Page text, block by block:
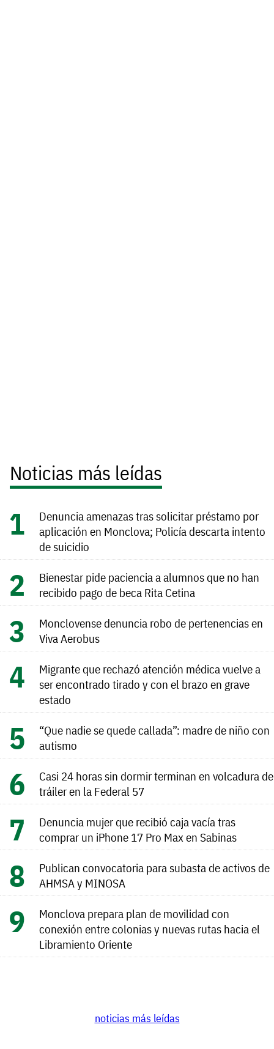
Noticias más leídas
Denuncia amenazas tras solicitar préstamo por
aplicación en Monclova; Policía descarta intento
de suicidio
Bienestar pide paciencia a alumnos que no han
recibido pago de beca Rita Cetina
Monclovense denuncia robo de pertenencias en
Viva Aerobus
Migrante que rechazó atención médica vuelve a
ser encontrado tirado y con el brazo en grave
estado
“Que nadie se quede callada”: madre de niño con
autismo
Casi 24 horas sin dormir terminan en volcadura de
tráiler en la Federal 57
Denuncia mujer que recibió caja vacía tras
comprar un iPhone 17 Pro Max en Sabinas
Publican convocatoria para subasta de activos de
AHMSA y MINOSA
Monclova prepara plan de movilidad con
conexión entre colonias y nuevas rutas hacia el
Libramiento Oriente
noticias más leídas